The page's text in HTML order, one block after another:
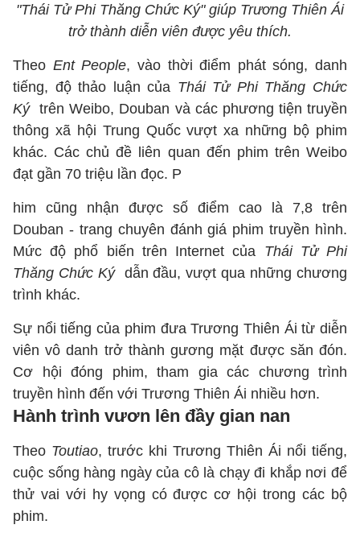
"Thái Tử Phi Thăng Chức Ký" giúp Trương Thiên Ái
trở thành diễn viên được yêu thích.
Theo Ent People, vào thời điểm phát sóng, danh
tiếng, độ thảo luận của Thái Tử Phi Thăng Chức
Kýtrên Weibo, Douban và các phương tiện truyền
thông xã hội Trung Quốc vượt xa những bộ phim
khác. Các chủ đề liên quan đến phim trên Weibo
đạt gần 70 triệu lần đọc. P
him cũng nhận được số điểm cao là 7,8 trên
Douban - trang chuyên đánh giá phim truyền hình.
Mức độ phổ biến trên Internet của Thái Tử Phi
Thăng Chức Ký dẫn đầu, vượt qua những chương
trình khác.
Sự nổi tiếng của phim đưa Trương Thiên Ái từ diễn
viên vô danh trở thành gương mặt được săn đón.
Cơ hội đóng phim, tham gia các chương trình
truyền hình đến với Trương Thiên Ái nhiều hơn.
Hành trình vươn lên đầy gian nan
Theo Toutiao, trước khi Trương Thiên Ái nổi tiếng,
cuộc sống hàng ngày của cô là chạy đi khắp nơi để
thử vai với hy vọng có được cơ hội trong các bộ
phim.